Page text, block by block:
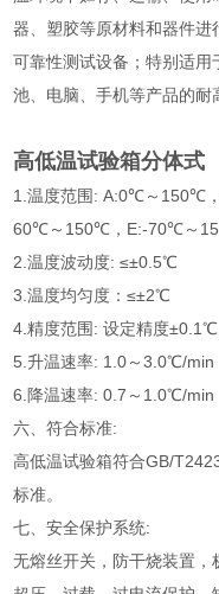
器、塑胶等原材料和器件
可靠性测试设备；特别适
池、电脑、手机等产品的耐
高低温试验箱分体式
1.温度范围: A:0℃～150℃
60℃～150℃，E:-70℃～
2.温度波动度: ≤±0.5℃
3.温度均匀度：≤±2℃
4.精度范围: 设定精度
5.升温速率: 1.0～3.0℃/min
6.降温速率: 0.7～1.0℃/min
六、符合标准:
高低温试验箱符合GB/
标准。
七、安全保护系统:
无熔丝开关，防干烧装置